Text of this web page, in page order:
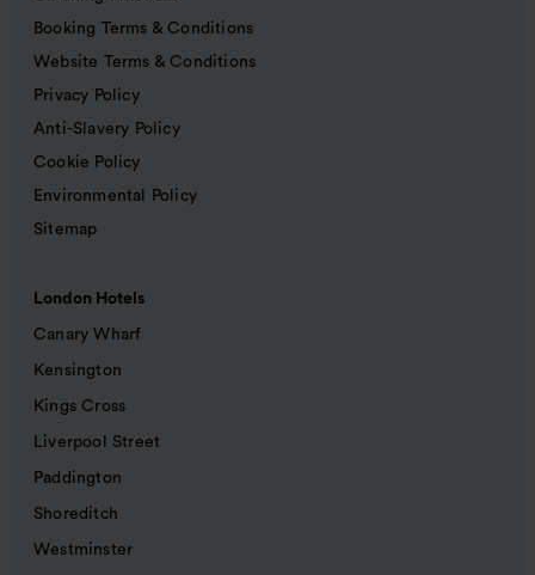
Booking Terms & Conditions
Website Terms & Conditions
Privacy Policy
Anti-Slavery Policy
Cookie Policy
Environmental Policy
Sitemap
London Hotels
Canary Wharf
Kensington
Kings Cross
Liverpool Street
Paddington
Shoreditch
Westminster